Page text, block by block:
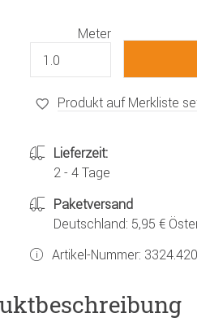
Meter
Produkt auf Merkliste
Lieferzeit:
2 - 4 Tage
Paketversand
Deutschland: 5,95 €
Artikel-Nummer: